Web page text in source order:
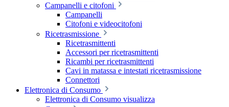
Campanelli e citofoni
Campanelli
Citofoni e videocitofoni
Ricetrasmissione
Ricetrasmittenti
Accessori per ricetrasmittenti
Ricambi per ricetrasmittenti
Cavi in matassa e intestati ricetrasmissione
Connettori
Elettronica di Consumo
Elettronica di Consumo visualizza